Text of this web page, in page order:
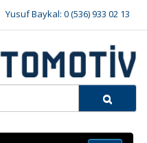
Yusuf Baykal: 0 (536) 933 02 13